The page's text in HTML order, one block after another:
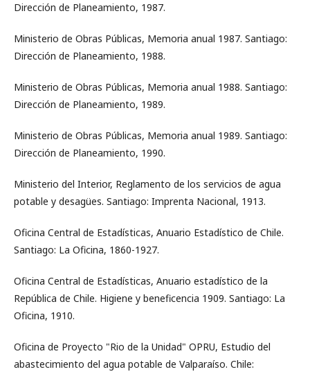
Dirección de Planeamiento, 1987.
Ministerio de Obras Públicas, Memoria anual 1987. Santiago:
Dirección de Planeamiento, 1988.
Ministerio de Obras Públicas, Memoria anual 1988. Santiago:
Dirección de Planeamiento, 1989.
Ministerio de Obras Públicas, Memoria anual 1989. Santiago:
Dirección de Planeamiento, 1990.
Ministerio del Interior, Reglamento de los servicios de agua
potable y desagües. Santiago: Imprenta Nacional, 1913.
Oficina Central de Estadísticas, Anuario Estadístico de Chile.
Santiago: La Oficina, 1860-1927.
Oficina Central de Estadísticas, Anuario estadístico de la
República de Chile. Higiene y beneficencia 1909. Santiago: La
Oficina, 1910.
Oficina de Proyecto "Rio de la Unidad" OPRU, Estudio del
abastecimiento del agua potable de Valparaíso. Chile: